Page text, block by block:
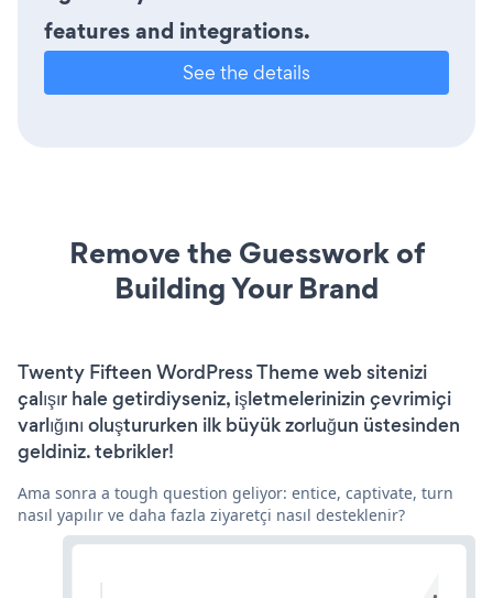
features and integrations.
See the details
Remove the Guesswork of
Building Your Brand
Twenty Fifteen WordPress Theme web sitenizi
çalışır hale getirdiyseniz, işletmelerinizin çevrimiçi
varlığını oluştururken ilk büyük zorluğun üstesinden
geldiniz. tebrikler!
Ama sonra a tough question geliyor: entice, captivate, turn
nasıl yapılır ve daha fazla ziyaretçi nasıl desteklenir?